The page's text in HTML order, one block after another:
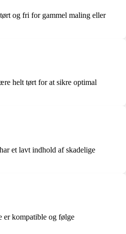
og fri for gammel maling eller
helt tørt for at sikre optimal
et lavt indhold af skadelige
er kompatible og følge